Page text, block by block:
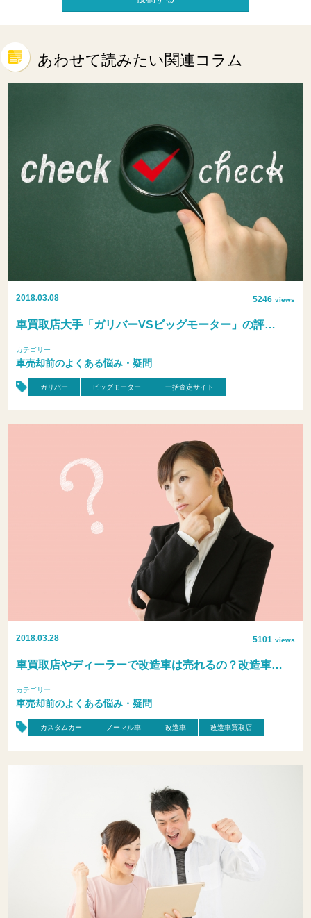
あわせて読みたい関連コラム
2018.03.08 5246 views
車買取店大手「ガリバーVSビッグモーター」の評…
カテゴリー
車売却前のよくある悩み・疑問
ガリバー ビッグモーター 一括査定サイト
2018.03.28 5101 views
車買取店やディーラーで改造車は売れるの？改造車…
カテゴリー
車売却前のよくある悩み・疑問
カスタムカー ノーマル車 改造車 改造車買取店